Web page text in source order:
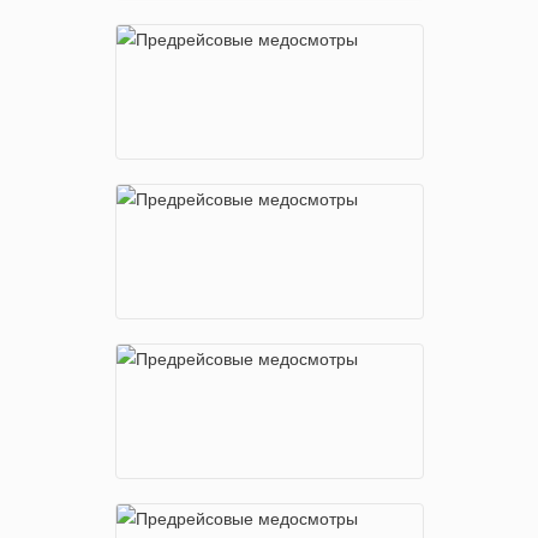
Новоясеневский проспект, д.1 стр.4